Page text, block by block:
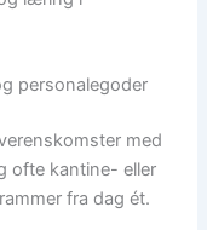
personalegoder
med
ofte kantine- eller
fra dag ét.